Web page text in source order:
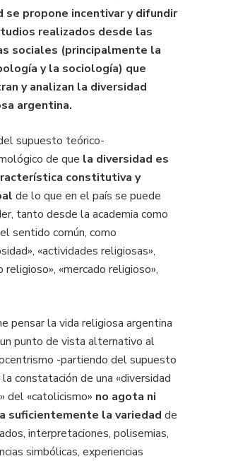
se propone incentivar y difundir
realizados desde las
sociales (principalmente la
y la sociología) que
y analizan la diversidad
argentina.
supuesto teórico-
de que la diversidad es
constitutiva y
de lo que en el país se puede
tanto desde la academia como
sentido común, como
«actividades religiosas»,
religioso», «mercado religioso»,
pensar la vida religiosa argentina
punto de vista alternativo al
-partiendo del supuesto
constatación de una «diversidad
del «catolicismo» no agota ni
suficientemente la variedad de
interpretaciones, polisemias,
simbólicas, experiencias